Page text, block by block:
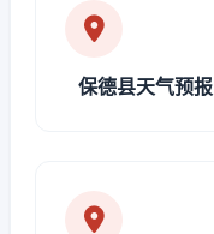
保德县天气预报